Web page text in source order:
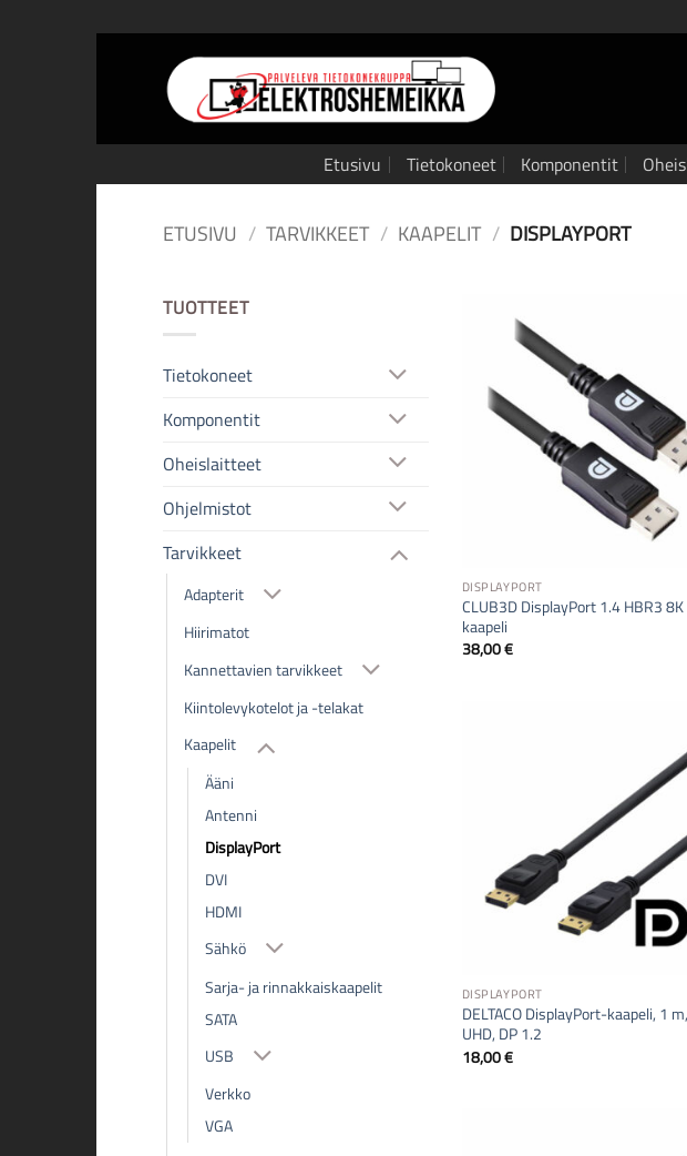
to
Etusivu Tietokoneet Komponentit
ETUSIVU / TARVIKKEET / KAAPELIT / DISPLAYPORT
TUOTTEET
Tietokoneet
Komponentit
Oheislaitteet
Ohjelmistot
Tarvikkeet
Adapterit
Hiirimatot
Kannettavien tarvikkeet
Kiintolevykotelot ja -telakat
Kaapelit
Ääni
Antenni
DisplayPort
DVI
HDMI
Sähkö
Sarja- ja rinnakkaiskaapelit
SATA
USB
Verkko
VGA
DISPLAYPORT
CLUB3D DisplayPort 1.4 HBR3
kaapeli
38,00€
DISPLAYPORT
DELTACO DisplayPort-kaapeli, 1
UHD, DP 1.2
18,00€